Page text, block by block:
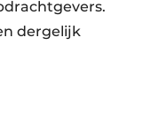
dergelijk